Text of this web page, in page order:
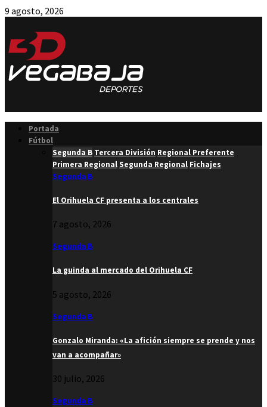
9 agosto, 2026
Portada
Fútbol
Segunda B Tercera División Regional Preferente
Primera RegionalSegunda Regional Fichajes
Segunda B
El Orihuela CF presenta a los centrales
7 agosto, 2026
Segunda B
La guinda al mercado del Orihuela CF
5 agosto, 2026
Segunda B
Gonzalo Miranda: «La afición siempre se prende y nos
van a acompañar»
30 julio, 2026
Segunda B